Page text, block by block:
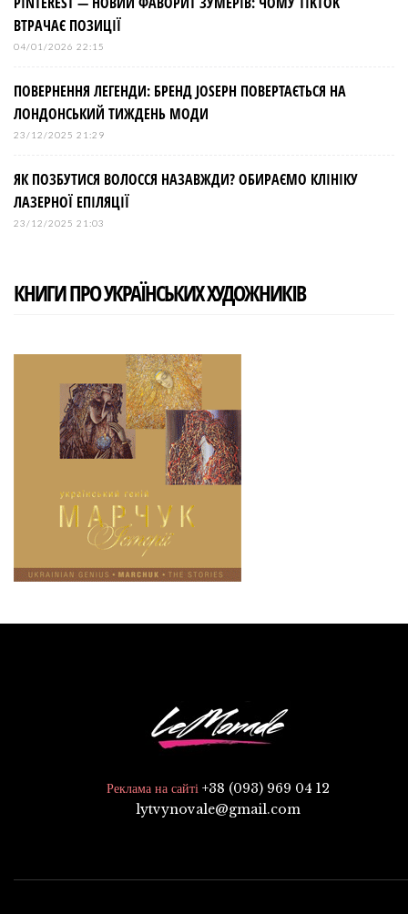
ВТРАЧАЄ ПОЗИЦІЇ
04/01/2026 22:15
ПОВЕРНЕННЯ ЛЕГЕНДИ: БРЕНД JOSEPH ПОВЕРТАЄТЬСЯ НА
ЛОНДОНСЬКИЙ ТИЖДЕНЬ МОДИ
23/12/2025 21:29
ЯК ПОЗБУТИСЯ ВОЛОССЯ НАЗАВЖДИ? ОБИРАЄМО КЛІНІКУ
ЛАЗЕРНОЇ ЕПІЛЯЦІЇ
23/12/2025 21:03
КНИГИ ПРО УКРАЇНСЬКИХ ХУДОЖНИКІВ
Реклама на сайті +38 (093) 969 04 12
lytvynovale@gmail.com